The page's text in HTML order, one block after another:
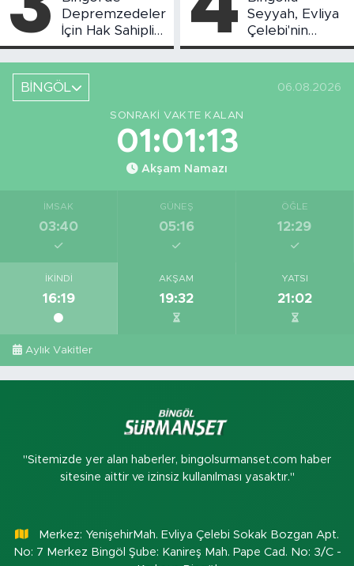
Depremzedeler
İçin Hak Sahipliği
Askı Süreci
Başladı
Seyyah, Evliya
Çelebi'nin
Bahsettiği
Bingöl'deki O
BİNGÖL 06.08.2026
SONRAKI VAKTE KALAN
01:01:12
Akşam Namazı
İMSAK
03:40
GÜNEŞ
05:16
ÖĞLE
12:29
İKINDI
16:19
AKŞAM
19:32
YATSI
21:02
Aylık Vakitler
"Sitemizde yer alan haberler, bingolsurmanset.com haber
sitesine aittir ve izinsiz kullanılması yasaktır."
Merkez: YenişehirMah. Evliya Çelebi Sokak Bozgan Apt.
No: 7 Merkez Bingöl Şube: Kanireş Mah. Pape Cad. No: 3/C -